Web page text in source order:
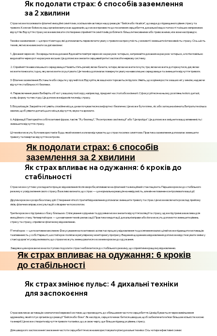
Як подолати страх: 6 способів заземлення
за 2 хвилини
Страх може посилювати фізичні і емоційні симптоми, оскільки він активує нашу реакцію "бийся або тікайся", що веде до підвищеного рівня стресу та
тривоги. Коли ми боїмося, наш організм випускає адреналін, що може призвести до посилення серцебиття, дихальної недостатності та інших неприємних
відчуттів. Відчуття страху може викликати спотворене сприйняття симптомів, роблячи їх більш інтенсивними або тривожними, ніж вони насправді є.
Техніки заземлення — це прості методи, які допомагають переключити увагу з тривоги на присутність у моменті і зменшити інтенсивність страху. Ось шість
технік, які можна виконати за дві хвилини:
1. Дихання через ніс: Зосередьтеся на диханні. Вдихайте повітря через ніс на рахунок чотирьох, затримайте дихання на рахунок чотирьох, а потім повільно
видихайте через рот на рахунок восьми. Це допоможе знизити серцевий ритм і заспокоїти нервову систему.
2. Сприйняття навколишнього середовища: Назвіть п’ять речей, які ви бачите, чотири, які ви можете почути, три, які ви можете доторкнутися, дві, які ви
можете понюхати, і одну, яку ви можете скуштувати. Ця техніка допомагає повернути увагу на навколишнє середовище та зменшити відчуття тривоги.
3. Фізичне заземлення: Встаньте або сядьте у зручній позі. Відчуйте, як ваші ноги торкаються підлоги. Уявіть, що коріння росте з ваших ніг у землю, надаючи
відчуття стабільності і безпеки.
4. Переключення уваги: Виберіть об'єкт у вашому полі зору, наприклад, предмет на столі або в кімнаті. Сфокусуйтеся на ньому, розгляньте його деталі,
колір, форму та текстуру. Це допоможе відволіктися від страху.
5. Візуалізація: Закрийте очі і уявіть спокійне місце, де ви почуваєтеся комфортно і безпечно. Це може бути пляж, ліс або затишна кімната. Витратьте кілька
хвилин, щоб уявити деталі цього місця, відчуття, звуки та аромати.
6. Афірмації: Повторюйте собі позитивні фрази, такі як "Я у безпеці", "Я контролюю свої емоції" або "Це пройде". Це допоможе зміцнити вашу впевненість і
зменшити відчуття страху.
Ці техніки можуть бути використані в будь-який момент, коли ви відчуваєте, що страх посилює симптоми. Практика заземлення допомагає зменшити
тривогу та повертає відчуття контролю.
Як подолати страх: 6 способів
заземлення за 2 хвилини
Як страх впливає на одужання: 6 кроків до
стабільності
Страх може суттєво ускладнити процес відновлення після хвороби, впливаючи на фізичний та емоційний стан пацієнта. Першим кроком до стабільного
режиму є усвідомлення свого страху. Важливо визнати, що страх — це нормальна реакція на невідомість, але він не повинен контролювати ваші дії.
Другим кроком є розробка плану дій. Створення чіткої стратегії відновлення допомагає зменшити тривогу та страх. Це може включати розклад прийому
ліків, фізичних вправ, консультацій з лікарем чи психологом.
Третім кроком є підтримка з боку близьких. Спілкування з рідними та друзями може знизити відчуття ізоляції та страху, адже підтримка важлива для
емоційного стану. Четвертий крок — це навчання технік релаксації. Практики медитації, дихальні вправи або йога можуть допомогти зменшити рівень
стресу та страху, сприяючи фізичному відновленню.
П'ятий крок — це позитивне мислення. Фокусування на позитивних аспектах процесу відновлення та досягнення малих цілей може підвищити мотивацію
та впевненість у собі. Нарешті, шостий крок полягає в регулярному моніторингу прогресу. Ведення щоденника відновлення допоможе відстежувати зміни у
стані здоров'я і усвідомлювати, що страхи можуть зменшуватися з кожним кроком до одужання.
Завдяки цим крокам можна поступово подолати страх і наблизитися до стабільного режиму, що сприятиме кращому відновленню.
Як страх впливає на одужання: 6 кроків
до стабільності
Як страх змінює пульс: 4 дихальні техніки
для заспокоєння
Страх викликає активацію симпатичної нервової системи, що призводить до збільшення частоти серцебиття. Це відбувається через вивільнення
адреналіну, який готує організм до реакції "бийся або біжи". Як наслідок, серце починає битися швидше, щоб забезпечити м’язи більшою кількістю кисню
та енергії. Це може створити відчуття тривоги та паніки, що, в свою чергу, ще більше підвищує рівень стресу.
Для швидкого заспокоєння і зниження частоти серцебиття можна використовувати різні дихальні техніки. Ось чотири ефективні схеми: